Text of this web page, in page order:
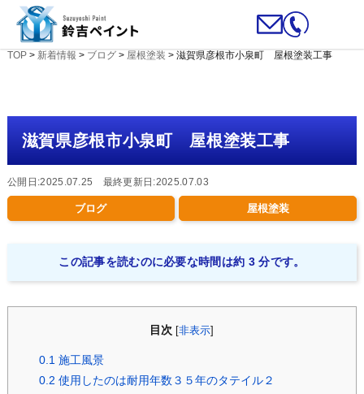
TOP> 新着情報 > ブログ> 屋根塗装 > 滋賀県彦根市小泉町 屋根塗装工事
滋賀県彦根市小泉町 屋根塗装工事
公開日:2025.07.25 最終更新日:2025.07.03
ブログ 屋根塗装
この記事を読むのに必要な時間は約 3 分です。
目次 [非表示
0.1 施工風景
0.2 使用したのは耐用年数３５年のタテイル２